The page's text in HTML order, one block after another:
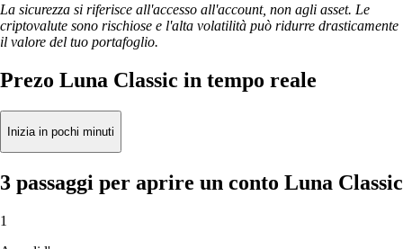
La sicurezza si riferisce all'accesso all'account, non agli asset. Le
criptovalute sono rischiose e l'alta volatilità può ridurre drasticamente
il valore del tuo portafoglio.
Prezo Luna Classic in tempo reale
Inizia in pochi minuti
3 passaggi per aprire un conto Luna Classic
1